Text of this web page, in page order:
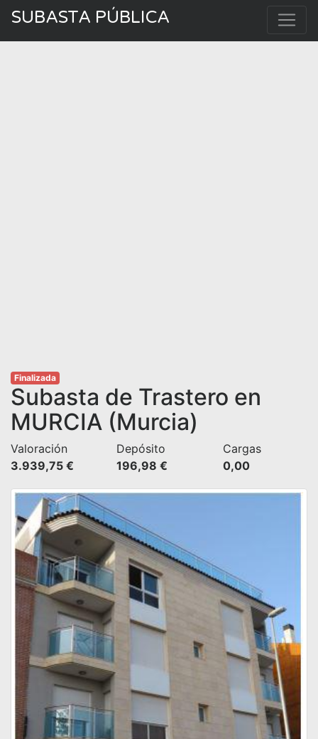
SUBASTA PÚBLICA
Finalizada
Subasta de Trastero en
MURCIA (Murcia)
Valoración
3.939,75 €
Depósito
196,98 €
Cargas
0,00 